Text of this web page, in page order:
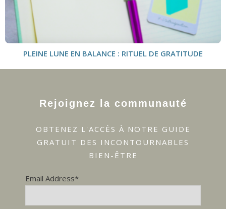
PLEINE LUNE EN BALANCE : RITUEL DE GRATITUDE
Rejoignez la communauté
OBTENEZ L'ACCÈS À NOTRE GUIDE
GRATUIT DES INCONTOURNABLES
BIEN-ÊTRE
Email Address*